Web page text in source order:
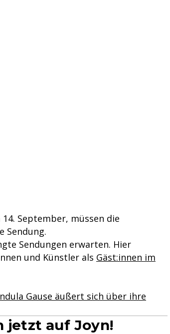
September, müssen die
Sendung.
Sendungen erwarten. Hier
und Künstler als Gäst:innen im
Gause äußert sich über ihre
jetzt auf Joyn!